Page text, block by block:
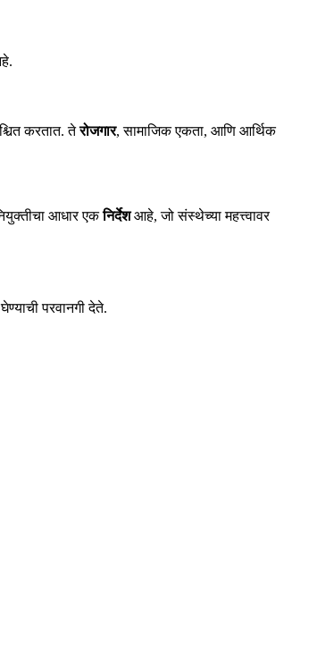
करतात. तेरोजगार, सामाजिक एकता, आणि आर्थिक
आधार एकनिर्देशआहे, जो संस्थेच्या महत्त्वावर
परवानगी देते.